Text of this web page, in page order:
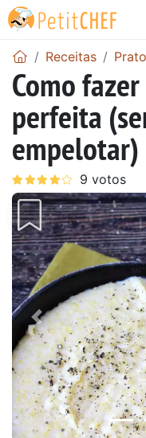
Receitas
Como
perfeita
empelotar)
Anterior